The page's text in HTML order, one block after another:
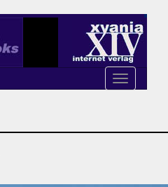
Toggle
navigation